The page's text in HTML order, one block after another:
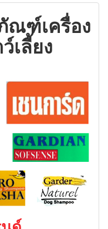
ณฑ์เครื่อง
เลี้ยง